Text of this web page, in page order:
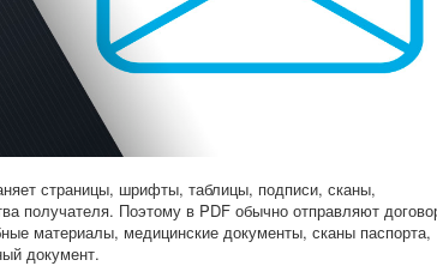
страницы, шрифты, таблицы, подписи, сканы,
получателя. Поэтому в PDF обычно отправляют
материалы, медицинские документы, сканы паспорта,
документ.